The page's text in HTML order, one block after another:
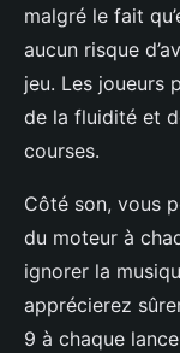
malgré le fait
aucun risque
jeu. Les joueurs
de la fluidité et
courses.
Côté son, vous
du moteur à
ignorer la
apprécierez
9 à chaque